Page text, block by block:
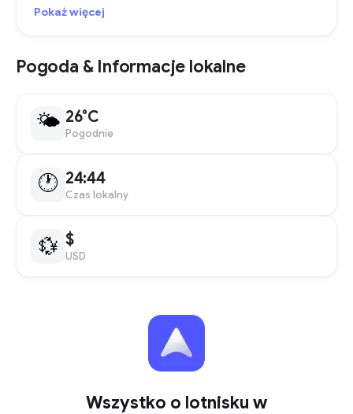
Pokaż więcej
Pogoda & Informacje lokalne
🌤 26°C
Pogodnie
🕐 24:44
Czas lokalny
💱 $
USD
Wszystko o lotnisku w